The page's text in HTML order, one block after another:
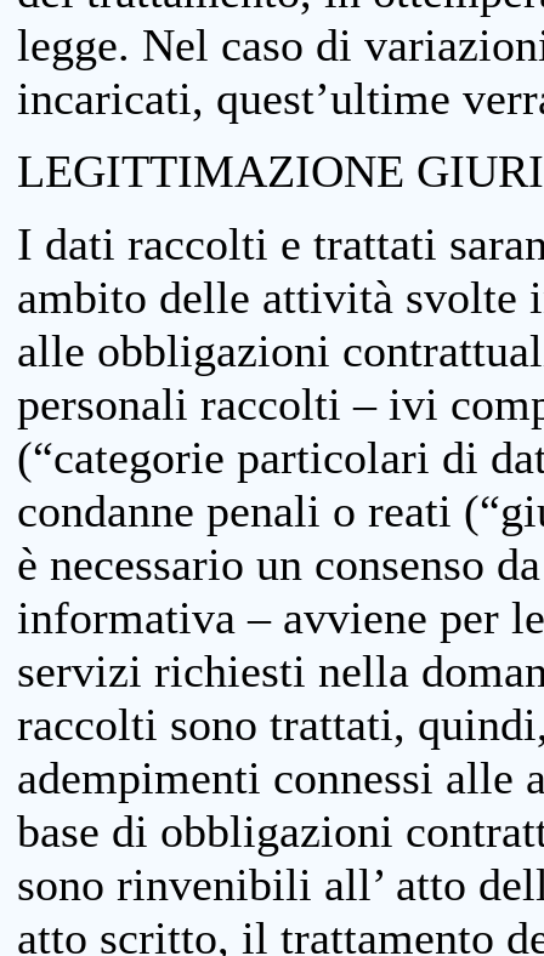
legge. Nel caso di
incaricati, quest’ultime
LEGITTIMAZIONE
I dati raccolti e trattati
ambito delle attività svolte
alle obbligazioni
personali raccolti – ivi
(“categorie particolari di
condanne penali o reati
è necessario un consenso
informativa – avviene per
servizi richiesti nella
raccolti sono trattati,
adempimenti connessi
base di obbligazioni
sono rinvenibili all’ atto
atto scritto, il trattamento